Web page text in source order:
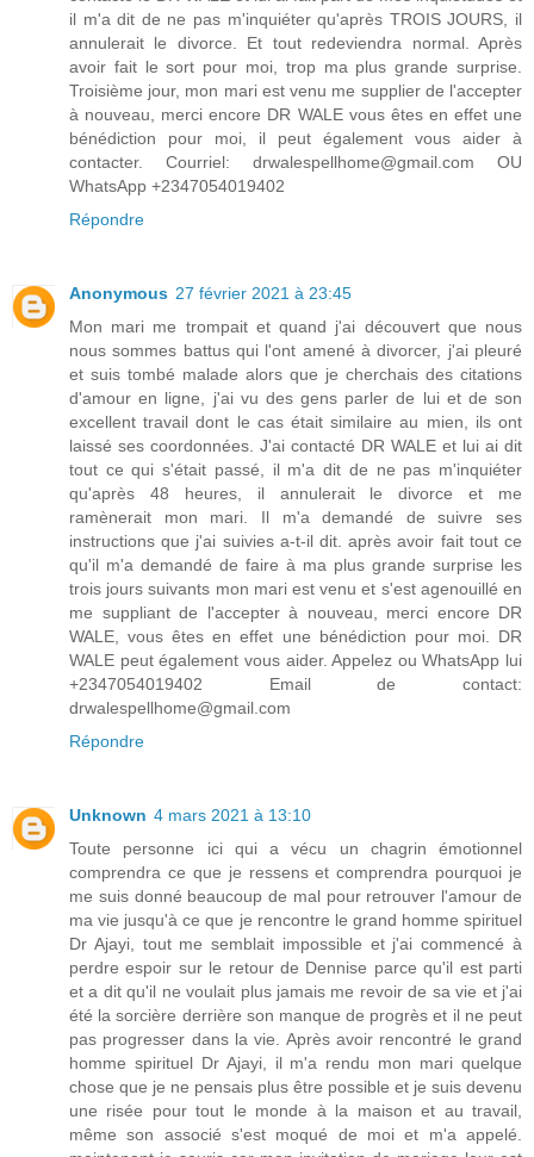
il m'a dit de ne pas m'inquiéter qu'après TROIS JOURS, il
annulerait le divorce. Et tout redeviendra normal. Après
avoir fait le sort pour moi, trop ma plus grande surprise.
Troisième jour, mon mari est venu me supplier de l'accepter
à nouveau, merci encore DR WALE vous êtes en effet une
bénédiction pour moi, il peut également vous aider à
contacter. Courriel: drwalespellhome@gmail.com OU
WhatsApp +2347054019402
Répondre
Anonymous 27 février 2021 à 23:45
Mon mari me trompait et quand j'ai découvert que nous
nous sommes battus qui l'ont amené à divorcer, j'ai pleuré
et suis tombé malade alors que je cherchais des citations
d'amour en ligne, j'ai vu des gens parler de lui et de son
excellent travail dont le cas était similaire au mien, ils ont
laissé ses coordonnées. J'ai contacté DR WALE et lui ai dit
tout ce qui s'était passé, il m'a dit de ne pas m'inquiéter
qu'après 48 heures, il annulerait le divorce et me
ramènerait mon mari. Il m'a demandé de suivre ses
instructions que j'ai suivies a-t-il dit. après avoir fait tout ce
qu'il m'a demandé de faire à ma plus grande surprise les
trois jours suivants mon mari est venu et s'est agenouillé en
me suppliant de l'accepter à nouveau, merci encore DR
WALE, vous êtes en effet une bénédiction pour moi. DR
WALE peut également vous aider. Appelez ou WhatsApp lui
+2347054019402 Email de contact:
drwalespellhome@gmail.com
Répondre
Unknown 4 mars 2021 à 13:10
Toute personne ici qui a vécu un chagrin émotionnel
comprendra ce que je ressens et comprendra pourquoi je
me suis donné beaucoup de mal pour retrouver l'amour de
ma vie jusqu'à ce que je rencontre le grand homme spirituel
Dr Ajayi, tout me semblait impossible et j'ai commencé à
perdre espoir sur le retour de Dennise parce qu'il est parti
et a dit qu'il ne voulait plus jamais me revoir de sa vie et j'ai
été la sorcière derrière son manque de progrès et il ne peut
pas progresser dans la vie. Après avoir rencontré le grand
homme spirituel Dr Ajayi, il m'a rendu mon mari quelque
chose que je ne pensais plus être possible et je suis devenu
une risée pour tout le monde à la maison et au travail,
même son associé s'est moqué de moi et m'a appelé.